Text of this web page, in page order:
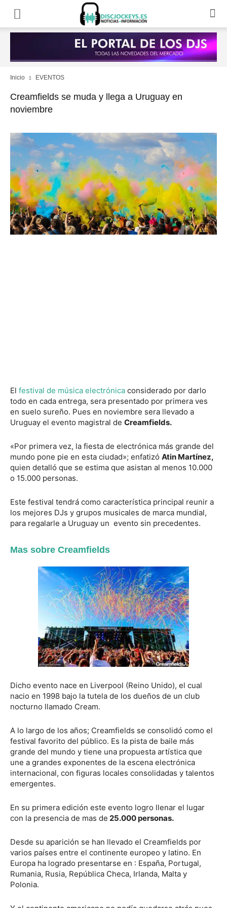
Inicio EVENTOS
Creamfields se muda y llega a Uruguay en
noviembre
El festival de música electrónica considerado por darlo
todo en cada entrega, sera presentado por primera ves
en suelo sureño. Pues en noviembre sera llevado a
Uruguay el evento magistral de Creamfields.
«Por primera vez, la fiesta de electrónica más grande del
mundo pone pie en esta ciudad»; enfatizó Atin Martínez,
quien detalló que se estima que asistan al menos 10.000
o 15.000 personas.
Este festival tendrá como característica principal reunir a
los mejores DJs y grupos musicales de marca mundial,
para regalarle a Uruguay un evento sin precedentes.
Mas sobre Creamfields
Dicho evento nace en Liverpool (Reino Unido), el cual
nacio en 1998 bajo la tutela de los dueños de un club
nocturno llamado Cream.
A lo largo de los años; Creamfields se consolidó como el
festival favorito del público. Es la pista de baile más
grande del mundo y tiene una propuesta artística que
une a grandes exponentes de la escena electrónica
internacional, con figuras locales consolidadas y talentos
emergentes.
En su primera edición este evento logro llenar el lugar
con la presencia de mas de 25.000 personas.
Desde su aparición se han llevado el Creamfields por
varios países entre el continente europeo y latino. En
Europa ha logrado presentarse en : España, Portugal,
Rumania, Rusia, República Checa, Irlanda, Malta y
Polonia.